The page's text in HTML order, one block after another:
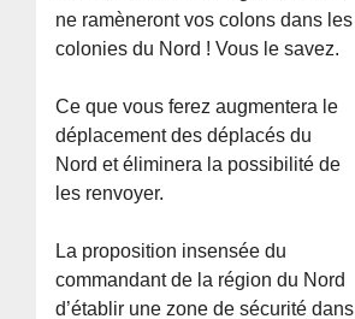
ne ramèneront vos colons dans les
colonies du Nord ! Vous le savez.
Ce que vous ferez augmentera le
déplacement des déplacés du
Nord et éliminera la possibilité de
les renvoyer.
La proposition insensée du
commandant de la région du Nord
d’établir une zone de sécurité dans